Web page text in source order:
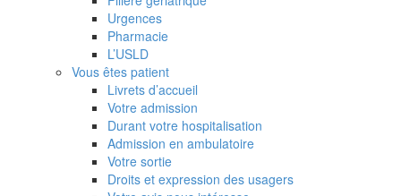
Urgences
Pharmacie
L’USLD
Vous êtes patient
Livrets d’accueil
Votre admission
Durant votre hospitalisation
Admission en ambulatoire
Votre sortie
Droits et expression des usagers